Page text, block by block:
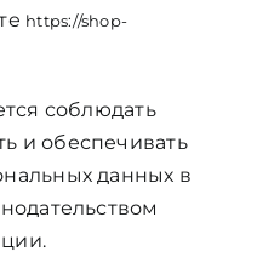
https://shop-
соблюдать
и обеспечивать
данных в